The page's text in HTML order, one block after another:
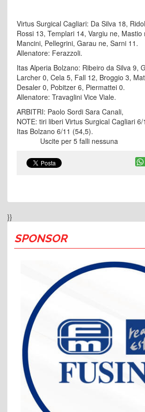
}}
SPONSOR
Virtus Surgical Cagliari: Da Silva 18,
Rossi 13, Templari 14, Vargiu ne, Mastio
Mancini, Pellegrini, Garau ne, Sarni 11.
Allenatore: Ferazzoli.
Itas Alperia Bolzano: Ribeiro da Silva 9,
Larcher 0, Cela 5, Fall 12, Broggio 3,
Desaler 0, Pobitzer 6, Piermattei 0.
Allenatore: Travaglini Vice Viale.
ARBITRI: Paolo Sordi Sara Canali,
NOTE: tiri liberi Virtus Surgical Cagliari
Itas Bolzano 6/11 (54,5).
Uscite per 5 falli nessuna